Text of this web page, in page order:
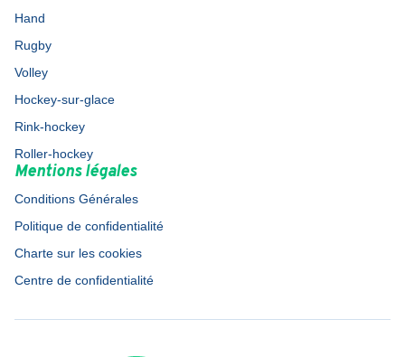
Hand
Rugby
Volley
Hockey-sur-glace
Rink-hockey
Roller-hockey
Mentions légales
Conditions Générales
Politique de confidentialité
Charte sur les cookies
Centre de confidentialité